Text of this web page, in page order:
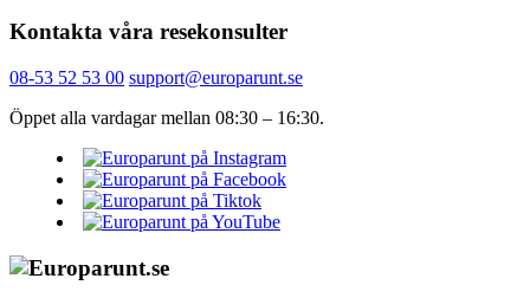
Kontakta våra resekonsulter
08-53 52 53 00 support@europarunt.se
Öppet alla vardagar mellan 08:30 – 16:30.